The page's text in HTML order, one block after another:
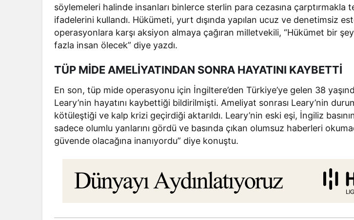
söylemeleri halinde insanları binlerce sterlin para cezasına çarptırmakla
ifadelerini kullandı. Hükümeti, yurt dışında yapılan ucuz ve denetimsiz
operasyonlara karşı aksiyon almaya çağıran milletvekili, “Hükümet bir
fazla insan ölecek” diye yazdı.
TÜP MİDE AMELİYATINDAN SONRA HAYATINI KAYBETTİ
En son, tüp mide operasyonu için İngiltere’den Türkiye’ye gelen 38
Leary’nin hayatını kaybettiği bildirilmişti. Ameliyat sonrası Leary’nin
kötüleştiği ve kalp krizi geçirdiği aktarıldı. Leary’nin eski eşi, İngiliz
sadece olumlu yanlarını gördü ve basında çıkan olumsuz haberleri
güvende olacağına inanıyordu” diye konuştu.